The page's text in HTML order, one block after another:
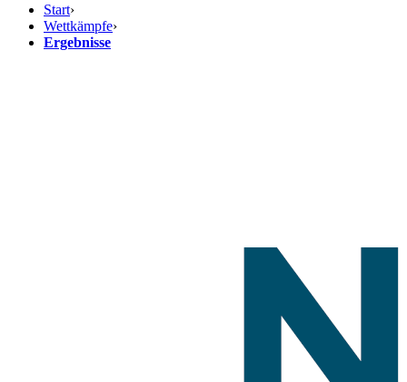
Start›
Wettkämpfe›
Ergebnisse